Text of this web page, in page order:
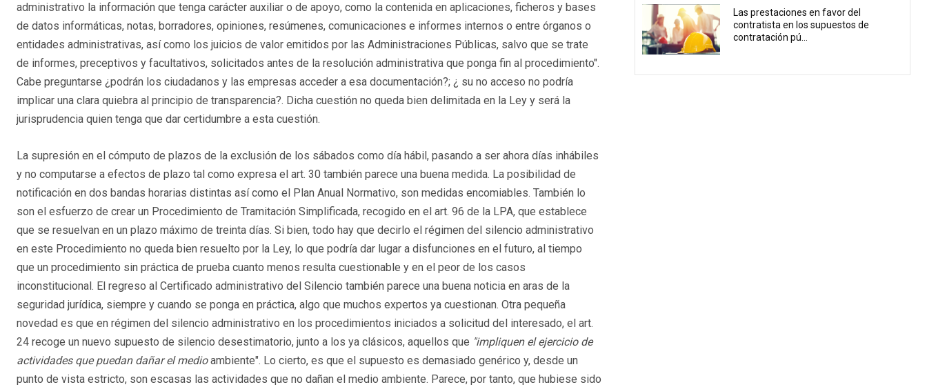
administrativo la información que tenga carácter auxiliar o de apoyo, como la contenida en aplicaciones, ficheros y bases
de datos informáticas, notas, borradores, opiniones, resúmenes, comunicaciones e informes internos o entre órganos o
entidades administrativas, así como los juicios de valor emitidos por las Administraciones Públicas, salvo que se trate
de informes, preceptivos y facultativos, solicitados antes de la resolución administrativa que ponga fin al procedimiento".
Cabe preguntarse ¿podrán los ciudadanos y las empresas acceder a esa documentación?; ¿ su no acceso no podría
implicar una clara quiebra al principio de transparencia?. Dicha cuestión no queda bien delimitada en la Ley y será la
jurisprudencia quien tenga que dar certidumbre a esta cuestión.
La supresión en el cómputo de plazos de la exclusión de los sábados como día hábil, pasando a ser ahora días inhábiles
y no computarse a efectos de plazo tal como expresa el art. 30 también parece una buena medida. La posibilidad de
notificación en dos bandas horarias distintas así como el Plan Anual Normativo, son medidas encomiables. También lo
son el esfuerzo de crear un Procedimiento de Tramitación Simplificada, recogido en el art. 96 de la LPA, que establece
que se resuelvan en un plazo máximo de treinta días. Si bien, todo hay que decirlo el régimen del silencio administrativo
en este Procedimiento no queda bien resuelto por la Ley, lo que podría dar lugar a disfunciones en el futuro, al tiempo
que un procedimiento sin práctica de prueba cuanto menos resulta cuestionable y en el peor de los casos
inconstitucional. El regreso al Certificado administrativo del Silencio también parece una buena noticia en aras de la
seguridad jurídica, siempre y cuando se ponga en práctica, algo que muchos expertos ya cuestionan. Otra pequeña
novedad es que en régimen del silencio administrativo en los procedimientos iniciados a solicitud del interesado, el art.
24 recoge un nuevo supuesto de silencio desestimatorio, junto a los ya clásicos, aquellos que "impliquen el ejercicio de
actividades que puedan dañar el medioambiente". Lo cierto, es que el supuesto es demasiado genérico y, desde un
punto de vista estricto, son escasas las actividades que no dañan el medio ambiente. Parece, por tanto, que hubiese sido
Las prestaciones en favor del
contratista en los supuestos de
contratación pú...